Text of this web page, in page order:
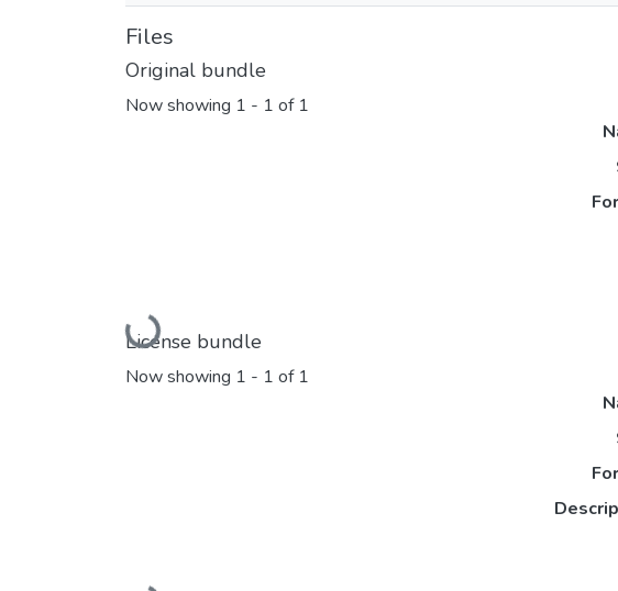
Files
Original bundle
Now showing 1 - 1 of 1
Loading...
License bundle
Now showing 1 - 1 of 1